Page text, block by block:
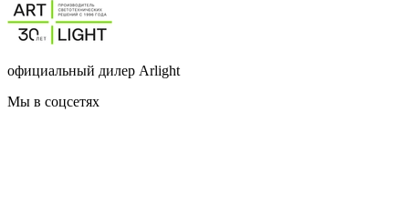
официальный дилер Arlight
Мы в соцсетях